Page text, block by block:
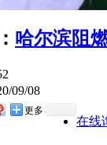
哈尔滨阻
09/08
更多
在线